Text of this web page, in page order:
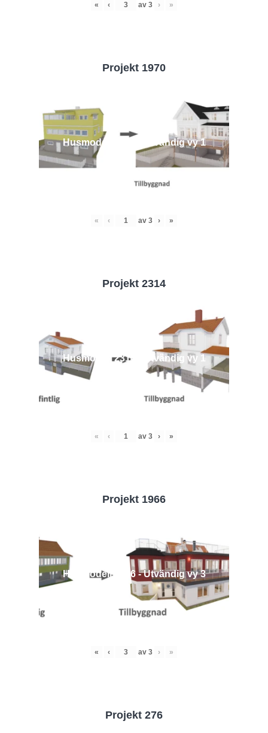
« ‹ av 3 › »
Projekt 1970
Husmodell 1970 - Utvändig vy 1
« ‹ av 3 › »
Projekt 2314
Husmodell 2314 - Utvändig vy 1
« ‹ av 3 › »
Projekt 1966
Husmodell 1966 - Utvändig vy 3
« ‹ av 3 › »
Projekt 276